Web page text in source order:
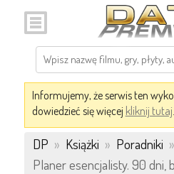
Informujemy, że serwis ten
dowiedzieć się więcej kliknij tutaj.
DP » Książki » Poradniki »
Planer esencjalisty. 90 dni,